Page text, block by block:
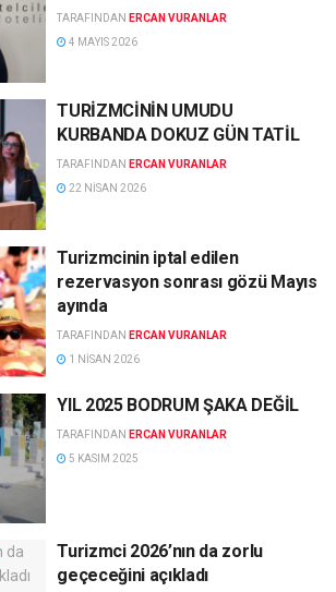
TARAFINDAN ERCAN VURANLAR
4 MAYIS 2026
TURİZMCİNİN UMUDU
KURBANDA DOKUZ GÜN TATİL
TARAFINDAN ERCAN VURANLAR
22 NISAN 2026
Turizmcinin iptal edilen
rezervasyon sonrası gözü Mayıs
ayında
TARAFINDAN ERCAN VURANLAR
1 NISAN 2026
YIL 2025 BODRUM ŞAKA DEĞİL
TARAFINDAN ERCAN VURANLAR
5 KASIM 2025
Turizmci 2026’nın da zorlu
geçeceğini açıkladı